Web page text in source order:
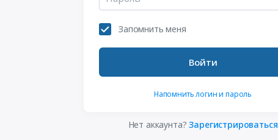
Запомнить меня
Войти
Напомнить логин и пароль
Нет аккаунта?Зарегистрироваться